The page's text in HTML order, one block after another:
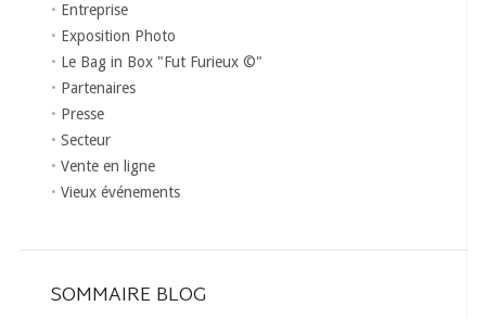
Entreprise
Exposition Photo
Le Bag in Box "Fut Furieux ©"
Partenaires
Presse
Secteur
Vente en ligne
Vieux événements
SOMMAIRE BLOG